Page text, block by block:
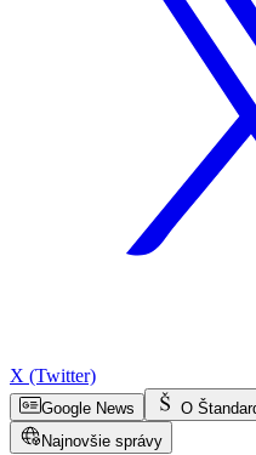
X (Twitter)
Google News O
Najnovšie správy